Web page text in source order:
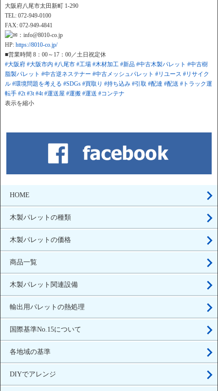
大阪府八尾市太田新町 1-290
TEL: 072-949-0100
FAX: 072-949-4841
：info@8010-co.jp
HP: https://8010-co.jp/
■営業時間 8：00～17：00／土日祝定休
#大阪府 #大阪市内 #八尾市 #工場 #木材加工 #新品 #中古木製パレット #中古樹
脂製パレット #中古逆ネステナー #中古メッシュパレット #リユース #リサイク
ル #環境問題を考える #SDGs #買取り #持ち込み #引取 #配達 #配送 #トラック運
転手 #2t #3t #4t #運送屋 #運搬 #運送 #コンテナ
表示を縮小
HOME
木製パレットの種類
木製パレットの価格
商品一覧
木製パレット関連設備
輸出用パレットの熱処理
国際基準No.15について
各地域の基準
DIYでアレンジ